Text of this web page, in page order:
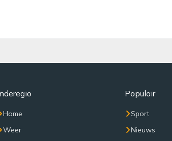
Home
Weer
Populair
Sport
Nieuws